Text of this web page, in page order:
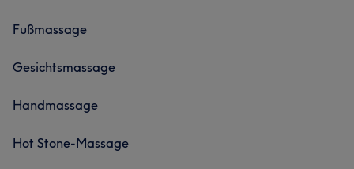
Fußmassage
Gesichtsmassage
Handmassage
Hot Stone-Massage